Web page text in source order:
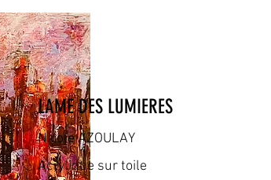
LAME DES LUMIERES
Nicole AZOULAY
Acrylique sur toile